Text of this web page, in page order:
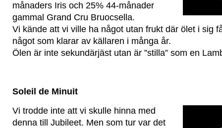
månaders Iris och 25% 44-månader
gammal Grand Cru Bruocsella.
Vi kände att vi ville ha något utan frukt där ölet i sig
något som klarar av källaren i många år.
Ölen är inte sekundärjäst utan är ”stilla” som en
Soleil de Minuit
Vi trodde inte att vi skulle hinna med
denna till Jubileet. Men som tur var det